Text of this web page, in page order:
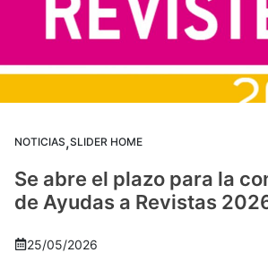
NOTICIAS,SLIDER HOME
Se abre el plazo para la
de Ayudas a Revistas
25/05/2026